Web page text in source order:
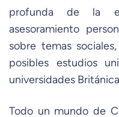
profunda de la
asesoramiento
sobre temas
posibles estudios
universidades
Todo un mundo de